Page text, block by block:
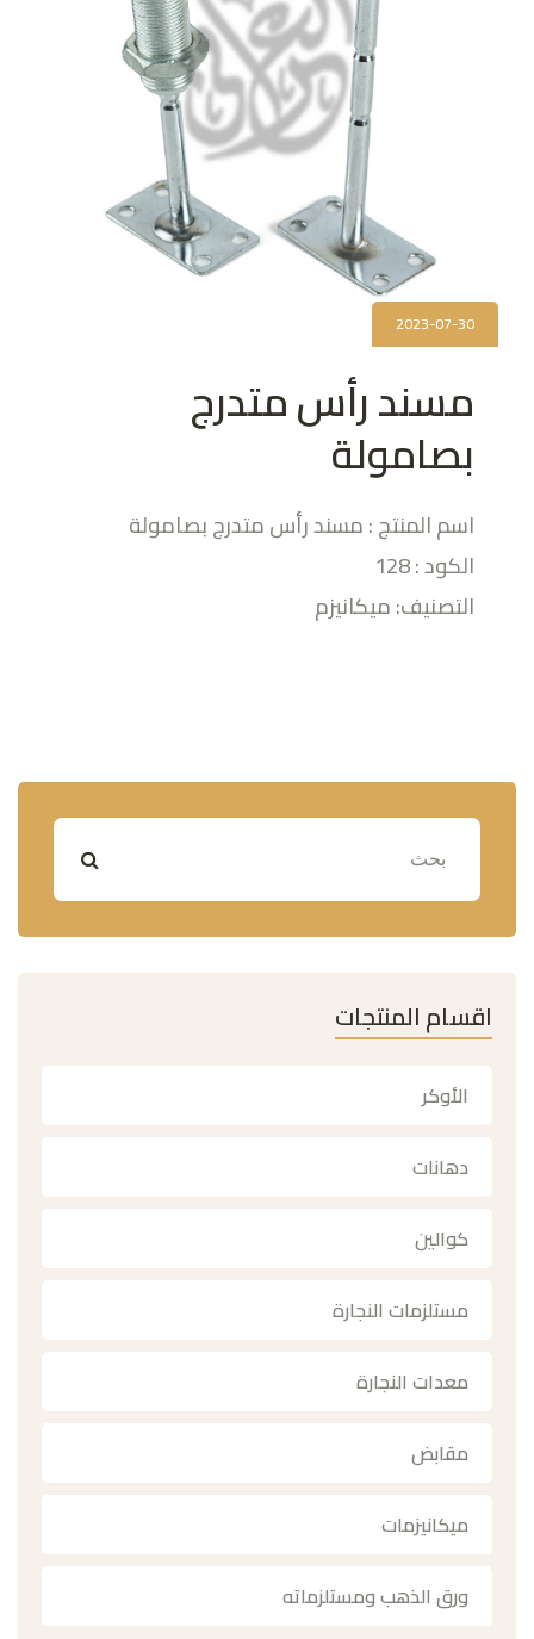
2023-07-30
مسند رأس متدرج
بصامولة
اسم المنتج : مسند رأس متدرج بصامولة
الكود : 128
التصنيف: ميكانيزم
اقسام المنتجات
الأوكر
دهانات
كوالين
مستلزمات النجارة
معدات النجارة
مقابض
ميكانيزمات
ورق الذهب ومستلزماته